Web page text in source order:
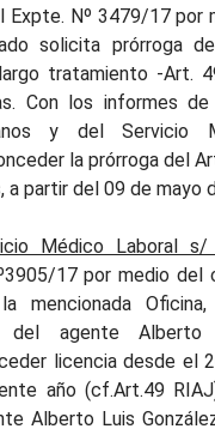
Expte. Nº 3479/17 por
solicita prórroga
tratamiento -Art.
Con los informes
y del Servicio
la prórroga del
a partir del 09 de mayo
Médico Laboral s/
17 por medio del
mencionada
del agente Alberto
licencia desde el
año (cf.Art.49
Alberto Luis